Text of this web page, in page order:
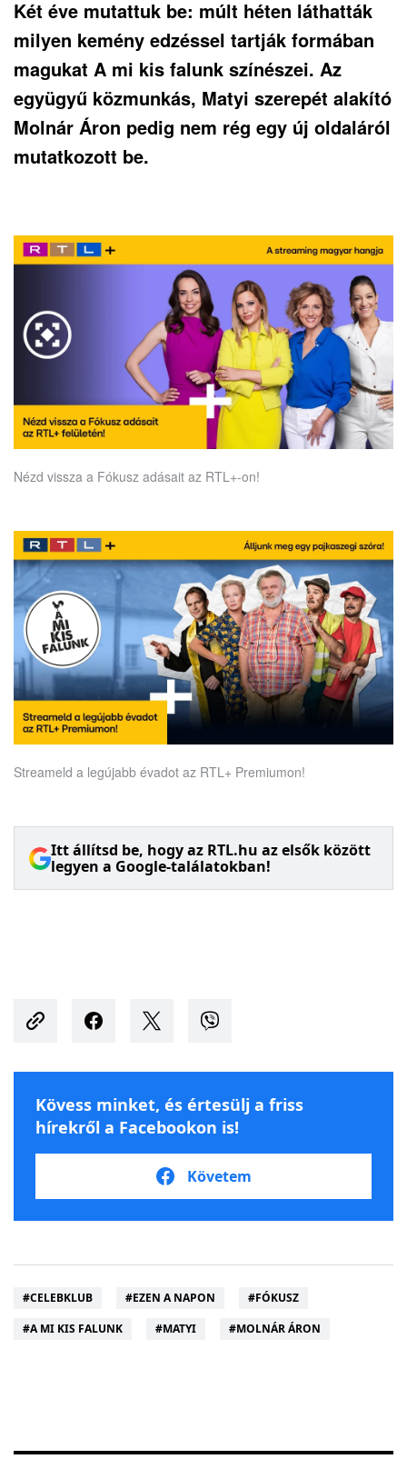
Két éve mutattuk be: múlt héten láthatták
milyen kemény edzéssel tartják formában
magukat A mi kis falunk színészei. Az
együgyű közmunkás, Matyi szerepét alakító
Molnár Áron pedig nem rég egy új oldaláról
mutatkozott be.
Nézd vissza a Fókusz adásait az RTL+-on!
Streameld a legújabb évadot az RTL+ Premiumon!
Itt állítsd be, hogy az RTL.hu az elsők között
legyen a Google-találatokban!
Kövess minket, és értesülj a friss
hírekről a Facebookon is!
Követem
#CELEBKLUB #EZEN A NAPON #FÓKUSZ
#A MI KIS FALUNK #MATYI #MOLNÁR ÁRON